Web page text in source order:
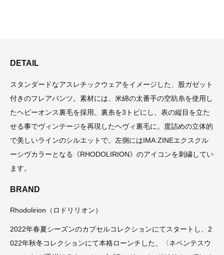
DETAIL
スタンダードなアスレチックウェアをイメージした、股ガゼット
付きのフレアパンツ。素材には、米綿の太番手の空紡糸を使用し
たヘビーオンス裏毛を採用。裏糸を3トビにし、表の縦目を立た
せる事でヴィンテージを再現したヘヴィ裏毛に。度詰めの立体的
で美しいラインのシルエットで。左側にはIMA:ZINEエクスクル
ーシヴカラーとなる《RHODOLIRION》のアイコンを刺繍してい
ます。
BRAND
Rhodolirion（ロドリリオン）
2022年春夏シーズンのカプセルコレクションにてスタートし、2
022年秋冬コレクションにて本格ローンチした、〈ネペンテスウ